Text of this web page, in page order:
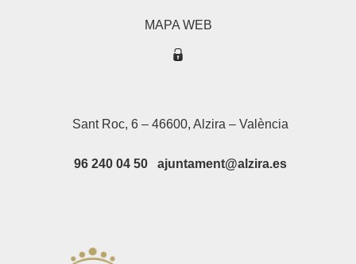
MAPA WEB
Sant Roc, 6 – 46600, Alzira – València
96 240 04 50 ajuntament@alzira.es